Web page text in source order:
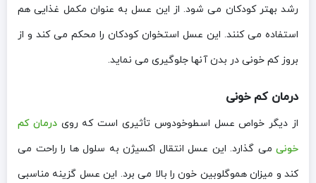
رشد بهتر کودکان می شود. از این عسل به عنوان مکمل غذایی هم
استفاده می کنند. این عسل استخوان کودکان را محکم می کند و از
بروز کم خونی در بدن آنها جلوگیری می نماید.
درمان کم خونی
از دیگر خواص عسل اسطوخودوس تأثیری است که رویدرمان کم
خونی می گذارد. این عسل انتقال اکسیژن به سلول ها را راحت می
کند و میزان هموگلوبین خون را بالا می برد. این عسل گزینه مناسبی